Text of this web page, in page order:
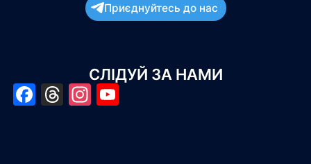
Приєднуйтесь до нас
СЛІДУЙ ЗА НАМИ
Facebook
Threads
Instagram